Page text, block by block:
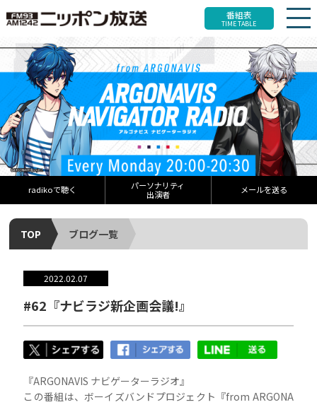
番組表
TIME TABLE
radikoで聴く
パーソナリティ
出演者
メールを送る
TOP ブログ一覧
2022.02.07
#62『ナビラジ新企画会議!』
『ARGONAVIS ナビゲーターラジオ』
この番組は、ボーイズバンドプロジェクト『from ARGONA